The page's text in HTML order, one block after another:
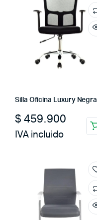
Silla Oficina Luxury Negra
$ 459.900
IVA incluido